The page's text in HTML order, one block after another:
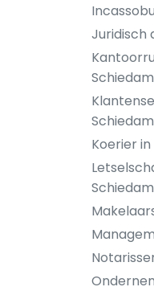
Juridisch
Schiedam
Schiedam
Koerier
Schiedam